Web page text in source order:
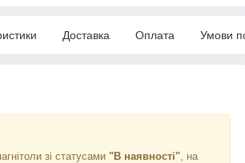
Доставка Оплата Умови
зі статусами "В наявності" , на